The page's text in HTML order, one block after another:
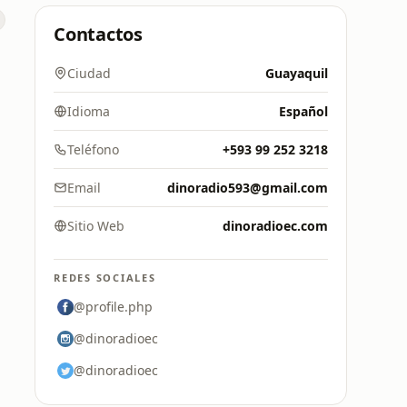
Contactos
Ciudad Guayaquil
Idioma Español
Teléfono +593 99 252 3218
Email dinoradio593@gmail.com
Sitio Web dinoradioec.com
REDES SOCIALES
@profile.php
@dinoradioec
@dinoradioec